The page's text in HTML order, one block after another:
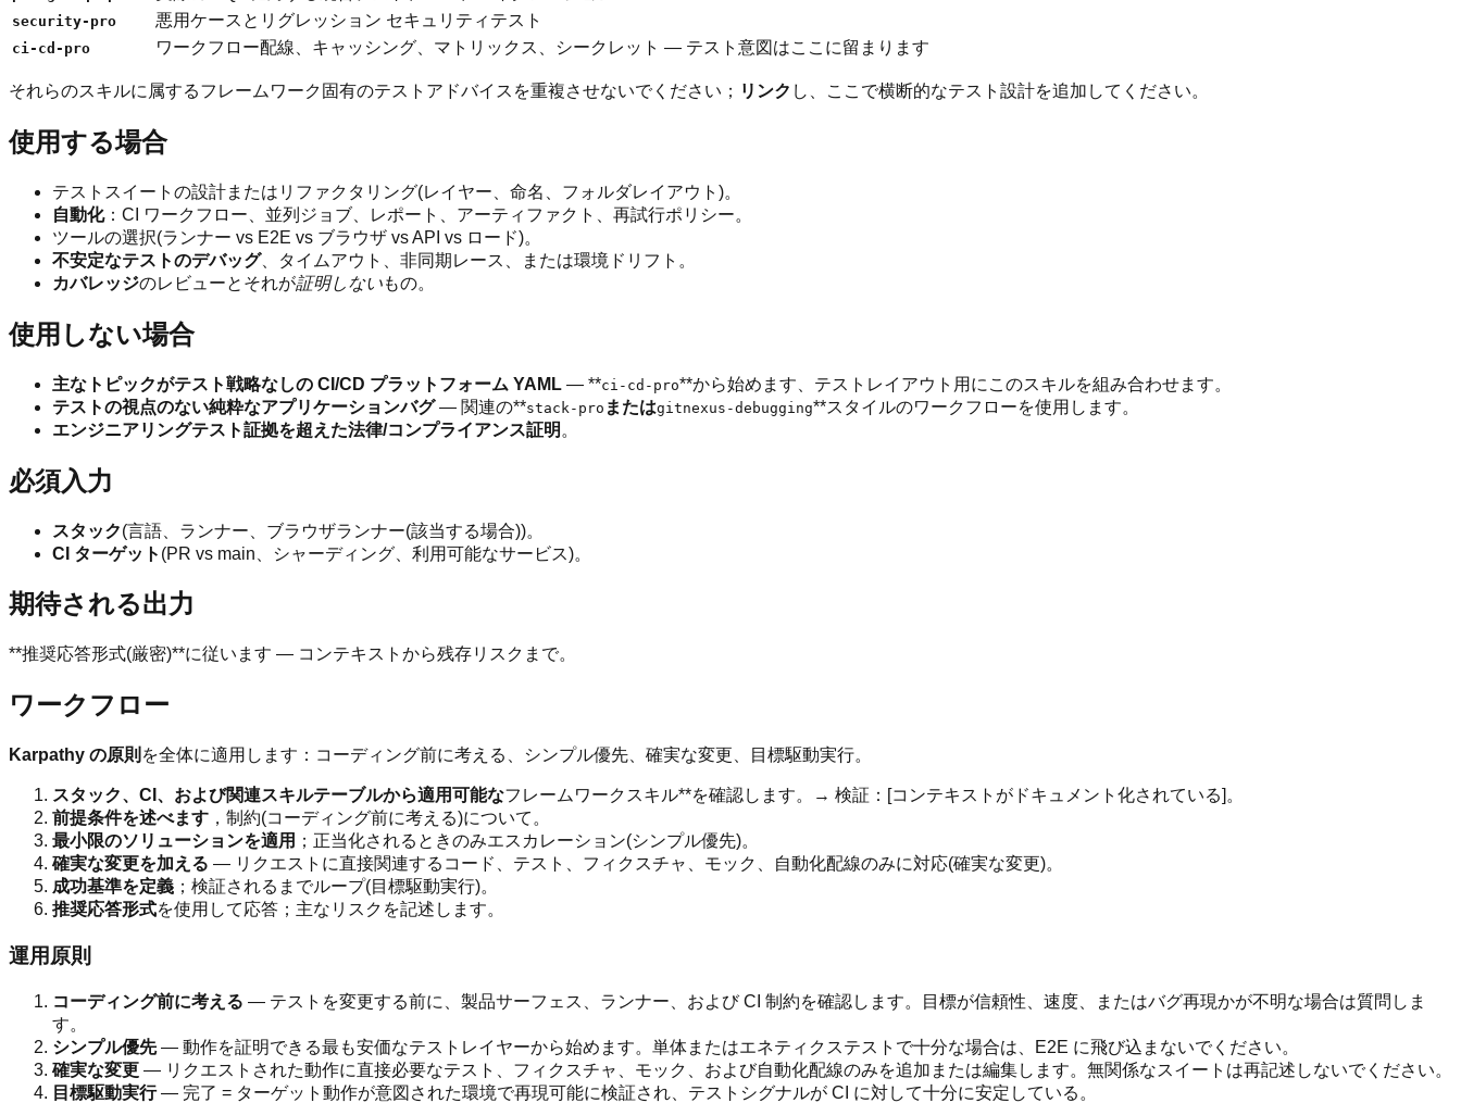
security-pro 悪用ケースとリグレッション セキュリティテスト
ci-cd-pro ワークフロー配線、キャッシング、マトリックス、シークレット — テスト意図はここに留まります
それらのスキルに属するフレームワーク固有のテストアドバイスを重複させないでください； リンク し、ここで横断的なテスト設計を追加してください。
使用する場合
テストスイートの設計またはリファクタリング(レイヤー、命名、フォルダレイアウト)。
自動化：CI ワークフロー、並列ジョブ、レポート、アーティファクト、再試行ポリシー。
ツールの選択(ランナー vs E2E vs ブラウザ vs API vs ロード)。
不安定なテストのデバッグ、タイムアウト、非同期レース、または環境ドリフト。
カバレッジのレビューとそれが証明しないもの。
使用しない場合
主なトピックがテスト戦略なしの CI/CD プラットフォーム YAML — **ci-cd-pro**から始めます、テストレイアウト用にこのスキルを組み合わせます。
テストの視点のない純粋なアプリケーションバグ— 関連の**stack-pro またはgitnexus-debugging**スタイルのワークフローを使用します。
エンジニアリングテスト証拠を超えた法律/コンプライアンス証明 。
必須入力
スタック(言語、ランナー、ブラウザランナー(該当する場合))。
CI ターゲット (PR vs main、シャーディング、利用可能なサービス)。
期待される出力
**推奨応答形式(厳密)**に従います — コンテキストから残存リスクまで。
ワークフロー
Karpathy の原則 を全体に適用します：コーディング前に考える、シンプル優先、確実な変更、目標駆動実行。
スタック、CI、および関連スキルテーブルから適用可能なフレームワークスキル**を確認します。→ 検証：[コンテキストがドキュメント化されている]。
前提条件を述べます ，制約(コーディング前に考える)について。
最小限のソリューションを適用 ；正当化されるときのみエスカレーション(シンプル優先)。
確実な変更を加える — リクエストに直接関連するコード、テスト、フィクスチャ、モック、自動化配線のみに対応(確実な変更)。
成功基準を定義 ；検証されるまでループ(目標駆動実行)。
推奨応答形式を使用して応答；主なリスクを記述します。
運用原則
コーディング前に考える — テストを変更する前に、製品サーフェス、ランナー、および CI 制約を確認します。目標が信頼性、速度、またはバグ再現かが不明な場合は質問しま
す。
シンプル優先— 動作を証明できる最も安価なテストレイヤーから始めます。単体またはエネティクステストで十分な場合は、E2E に飛び込まないでください。
確実な変更 — リクエストされた動作に直接必要なテスト、フィクスチャ、モック、および自動化配線のみを追加または編集します。無関係なスイートは再記述しないでください。
目標駆動実行— 完了 = ターゲット動作が意図された環境で再現可能に検証され、テストシグナルが CI に対して十分に安定している。